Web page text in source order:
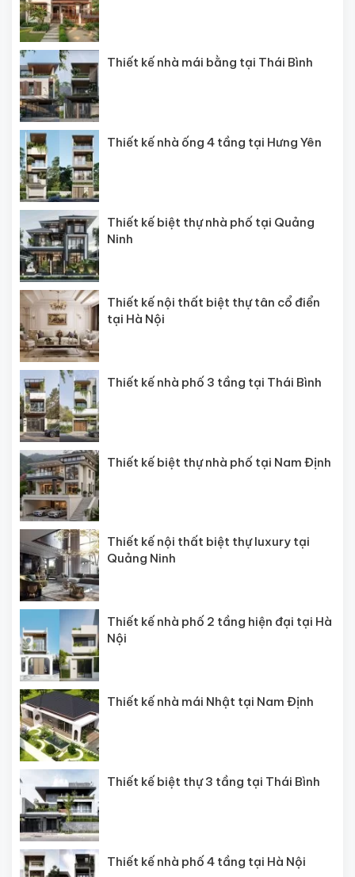
Thiết kế nhà mái bằng tại Thái Bình
Thiết kế nhà ống 4 tầng tại Hưng Yên
Thiết kế biệt thự nhà phố tại Quảng
Ninh
Thiết kế nội thất biệt thự tân cổ điển
tại Hà Nội
Thiết kế nhà phố 3 tầng tại Thái Bình
Thiết kế biệt thự nhà phố tại Nam Định
Thiết kế nội thất biệt thự luxury tại
Quảng Ninh
Thiết kế nhà phố 2 tầng hiện đại tại Hà
Nội
Thiết kế nhà mái Nhật tại Nam Định
Thiết kế biệt thự 3 tầng tại Thái Bình
Thiết kế nhà phố 4 tầng tại Hà Nội